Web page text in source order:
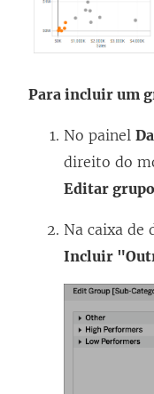
Para incluir um
No painel
direito do
Editar grupo
Na caixa de
Incluir